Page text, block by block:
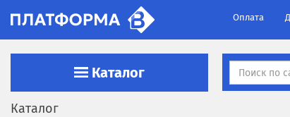
Оплата
Каталог
Каталог